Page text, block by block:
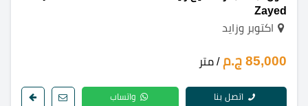
Zayed
اكتوبر وزايد
85,000 ج.م / متر
اتصل بنا واتساب